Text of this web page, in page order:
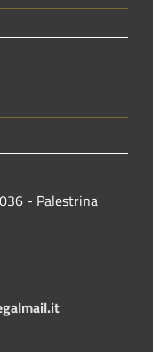
- Palestrina